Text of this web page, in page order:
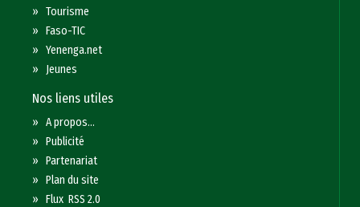
»Tourisme
»Faso-TIC
»Yenenga.net
» Jeunes
Nos liens utiles
»A propos...
»Publicité
»Partenariat
»Plan du site
»Flux RSS 2.0